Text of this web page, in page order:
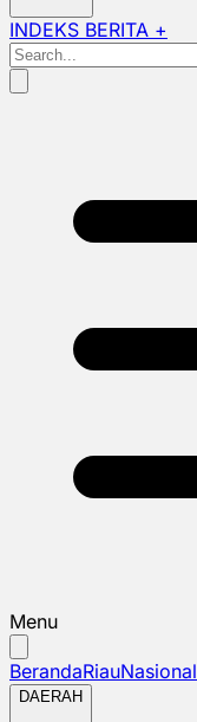
INDEKS BERITA +
Menu
BerandaRiauNasional
DAERAH